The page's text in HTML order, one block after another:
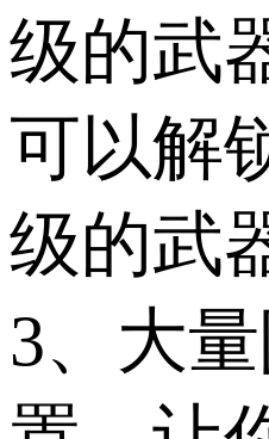
级的武
可以解
级的武
3、大